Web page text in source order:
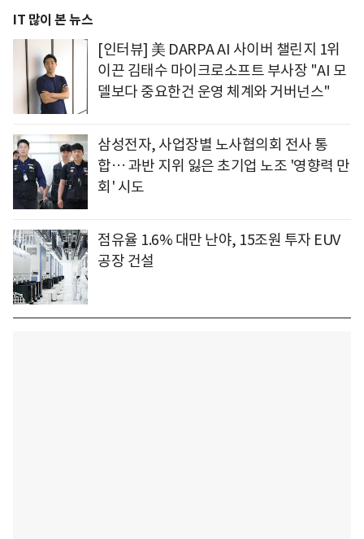
IT 많이 본 뉴스
[인터뷰] 美 DARPA AI 사이버 챌린지 1위
이끈 김태수 마이크로소프트 부사장 "AI 모
델보다 중요한건 운영 체계와 거버넌스"
삼성전자, 사업장별 노사협의회 전사 통
합… 과반 지위 잃은 초기업 노조 '영향력 만
회' 시도
점유율 1.6% 대만 난야, 15조원 투자 EUV
공장 건설